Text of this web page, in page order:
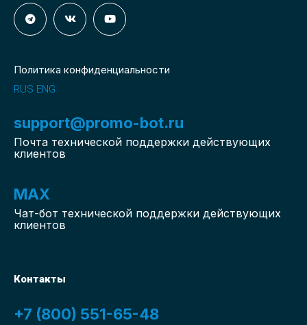
Политика конфиденциальности
RUS ENG
support@promo-bot.ru
Почта технической поддержки действующих
клиентов
MAX
Чат-бот технической поддержки действующих
клиентов
Контакты
+7 (800) 551-65-48